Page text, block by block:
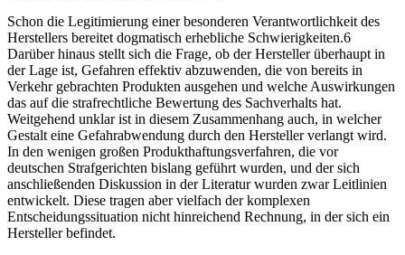
Schon die Legitimierung einer besonderen Verantwortlichkeit des
Herstellers bereitet dogmatisch erhebliche Schwierigkeiten.6
Darüber hinaus stellt sich die Frage, ob der Hersteller überhaupt in
der Lage ist, Gefahren effektiv abzuwenden, die von bereits in
Verkehr gebrachten Produkten ausgehen und welche Auswirkungen
das auf die strafrechtliche Bewertung des Sachverhalts hat.
Weitgehend unklar ist in diesem Zusammenhang auch, in welcher
Gestalt eine Gefahrabwendung durch den Hersteller verlangt wird.
In den wenigen großen Produkthaftungsverfahren, die vor
deutschen Strafgerichten bislang geführt wurden, und der sich
anschließenden Diskussion in der Literatur wurden zwar Leitlinien
entwickelt. Diese tragen aber vielfach der komplexen
Entscheidungssituation nicht hinreichend Rechnung, in der sich ein
Hersteller befindet.